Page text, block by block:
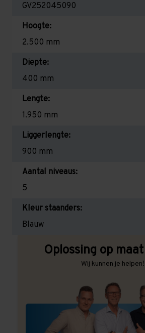
GV252045090
Hoogte:
2.500 mm
Diepte:
400 mm
Lengte:
1.950 mm
Liggerlengte:
900 mm
Aantal niveaus:
5
Kleur staanders:
Blauw
Oplossing op
Wij kunnen je helpen!